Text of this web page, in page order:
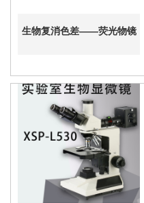
生物复消色差——荧光物镜